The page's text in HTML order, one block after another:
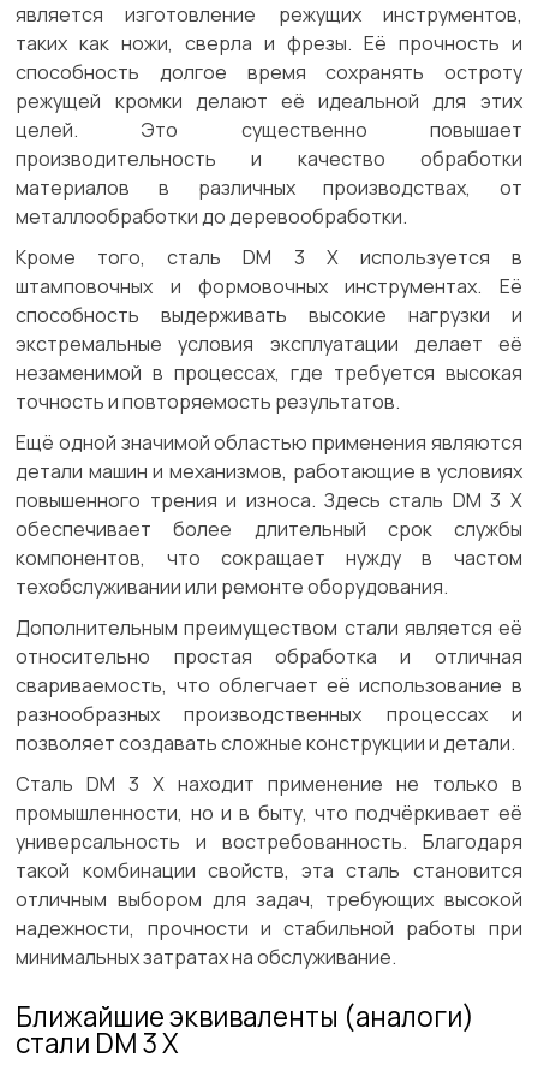
является изготовление режущих инструментов,
таких как ножи, сверла и фрезы. Её прочность и
способность долгое время сохранять остроту
режущей кромки делают её идеальной для этих
целей. Это существенно повышает
производительность и качество обработки
материалов в различных производствах, от
металлообработки до деревообработки.
Кроме того, сталь DM 3 X используется в
штамповочных и формовочных инструментах. Её
способность выдерживать высокие нагрузки и
экстремальные условия эксплуатации делает её
незаменимой в процессах, где требуется высокая
точность и повторяемость результатов.
Ещё одной значимой областью применения являются
детали машин и механизмов, работающие в условиях
повышенного трения и износа. Здесь сталь DM 3 X
обеспечивает более длительный срок службы
компонентов, что сокращает нужду в частом
техобслуживании или ремонте оборудования.
Дополнительным преимуществом стали является её
относительно простая обработка и отличная
свариваемость, что облегчает её использование в
разнообразных производственных процессах и
позволяет создавать сложные конструкции и детали.
Сталь DM 3 X находит применение не только в
промышленности, но и в быту, что подчёркивает её
универсальность и востребованность. Благодаря
такой комбинации свойств, эта сталь становится
отличным выбором для задач, требующих высокой
надежности, прочности и стабильной работы при
минимальных затратах на обслуживание.
Ближайшие эквиваленты (аналоги)
стали DM 3 X